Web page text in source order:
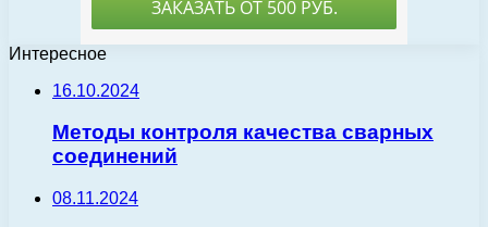
Интересное
16.10.2024
Методы контроля качества сварных
соединений
08.11.2024